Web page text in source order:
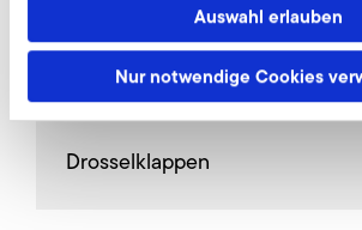
Auswahl erlauben
Nur notwendige Cookies
Begrenzungsventile
Drosselklappen